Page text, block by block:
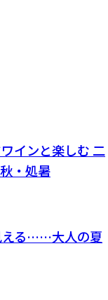
インと楽しむ 二
・処暑
える……大人の夏